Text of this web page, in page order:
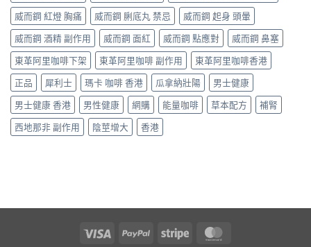
威而鋼 紅燈 胸痛
威而鋼 脷底丸 禁忌
威而鋼 起身 頭暈
威而鋼 酒精 副作用
威而鋼 面紅 威而鋼 點應對
威而鋼 鼻塞
東革阿里咖啡下架
東革阿里咖啡 副作用
東革阿里咖啡香港
正品
犀利士 瑪卡 咖啡 香港 瓜拿納壯陽
男士健康
男士健康 香港
男性健康 網購 能量咖啡 草本配方
補腎
西地那非 副作用
陰莖增大 香港
Visa PayPal Stripe